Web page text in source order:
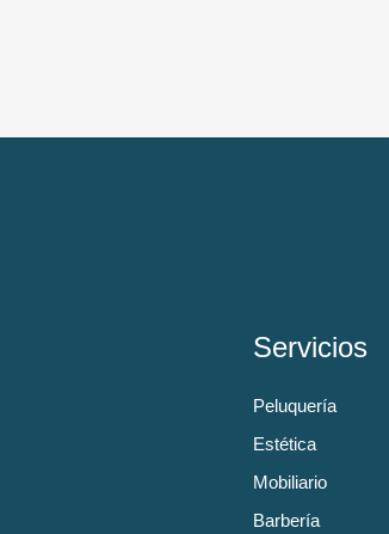
Servicios
Peluquería
Estética
Mobiliario
Barbería